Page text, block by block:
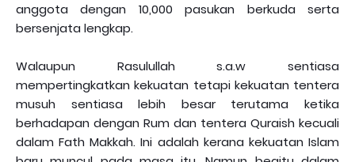
anggota dengan 10,000 pasukan berkuda serta
bersenjata lengkap.
Walaupun Rasulullah s.a.w sentiasa
mempertingkatkan kekuatan tetapi kekuatan tentera
musuh sentiasa lebih besar terutama ketika
berhadapan dengan Rum dan tentera Quraish kecuali
dalam Fath Makkah. Ini adalah kerana kekuatan Islam